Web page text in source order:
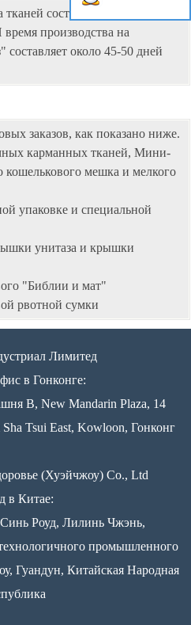
составляет около 30 дней
производства на
около 45-50 дней
заказов, как показано ниже.
карманных тканей, Мини-
мешка и мелкого
упаковке и специальной
унитаза и крышки
"Библии и мат"
рвотной сумки
Лимитед
в Гонконге:
B, New Mandarin Plaza, 14
Tsui East, Kowloon, Гонконг
(Хуэйчжоу) Co., Ltd
в Китае:
Роуд, Лилинь Чжэнь,
промышленного
Гуандун, Китайская Народная